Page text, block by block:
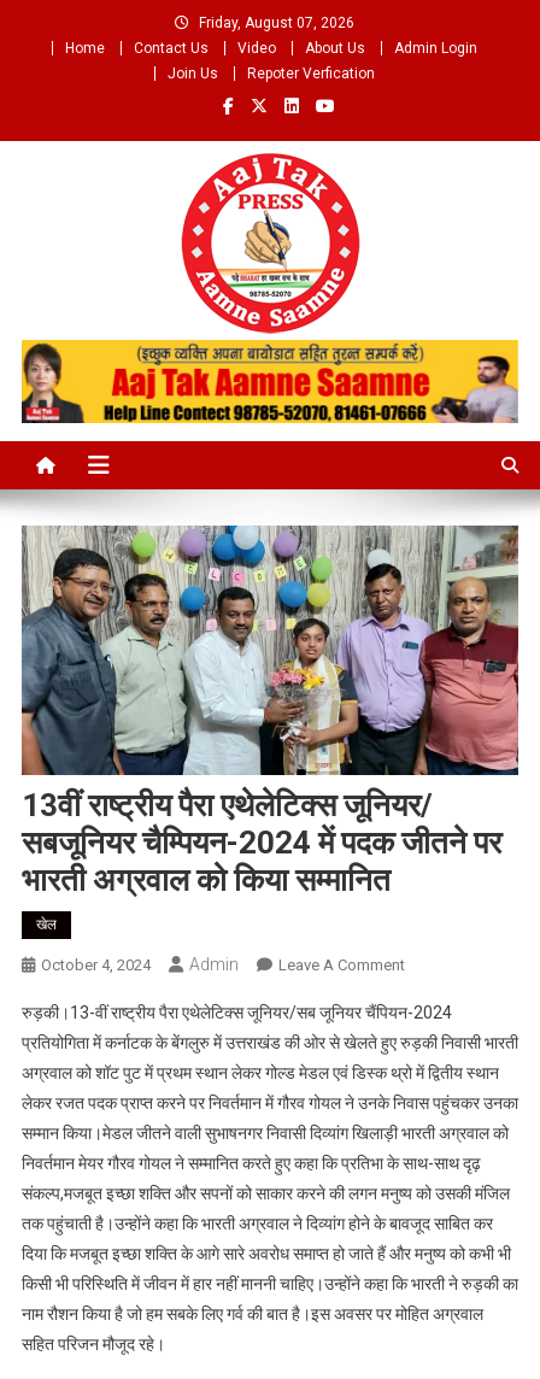
Friday, August 07, 2026
Home
Contact Us Video About Us
Admin Login
Join Us
Repoter Verfication
Aaj Tak Aamne Saamne.com
13वीं राष्ट्रीय पैरा एथेलेटिक्स जूनियर/
सबजूनियर चैम्पियन-2024 में पदक जीतने पर
भारती अग्रवाल को किया सम्मानित
खेल
October 4, 2024 Admin Leave A CommentOn
राष्ट्रीय
पैरा
एथेलेटिक्स
जूनियर/
सबजूनियर
चैम्पियन-2024
में
अग्रवाल
रुड़की।13-वीं राष्ट्रीय पैरा एथेलेटिक्स जूनियर/सब जूनियर चैंपियन-2024
प्रतियोगिता में कर्नाटक के बेंगलुरु में उत्तराखंड की ओर से खेलते हुए रुड़की निवासी भारती
अग्रवाल को शॉट पुट में प्रथम स्थान लेकर गोल्ड मेडल एवं डिस्क थ्रो में द्वितीय स्थान
लेकर रजत पदक प्राप्त करने पर निवर्तमान में गौरव गोयल ने उनके निवास पहुंचकर उनका
सम्मान किया।मेडल जीतने वाली सुभाषनगर निवासी दिव्यांग खिलाड़ी भारती अग्रवाल को
निवर्तमान मेयर गौरव गोयल ने सम्मानित करते हुए कहा कि प्रतिभा के साथ-साथ दृढ़
संकल्प,मजबूत इच्छा शक्ति और सपनों को साकार करने की लगन मनुष्य को उसकी मंजिल
तक पहुंचाती है।उन्होंने कहा कि भारती अग्रवाल ने दिव्यांग होने के बावजूद साबित कर
दिया कि मजबूत इच्छा शक्ति के आगे सारे अवरोध समाप्त हो जाते हैं और मनुष्य को कभी भी
किसी भी परिस्थिति में जीवन में हार नहीं माननी चाहिए।उन्होंने कहा कि भारती ने रुड़की का
नाम रौशन किया है जो हम सबके लिए गर्व की बात है।इस अवसर पर मोहित अग्रवाल
सहित परिजन मौजूद रहे।